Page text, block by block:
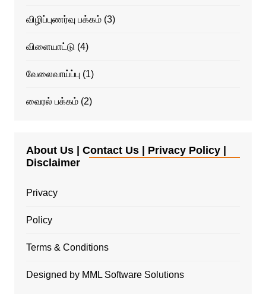
விழிப்புணர்வு பக்கம்(3)
விளையாட்டு (4)
வேலைவாய்ப்பு (1)
வைரல் பக்கம்(2)
About Us | Contact Us | Privacy Policy |
Disclaimer
Privacy
Policy
Terms & Conditions
Designed by MML Software Solutions